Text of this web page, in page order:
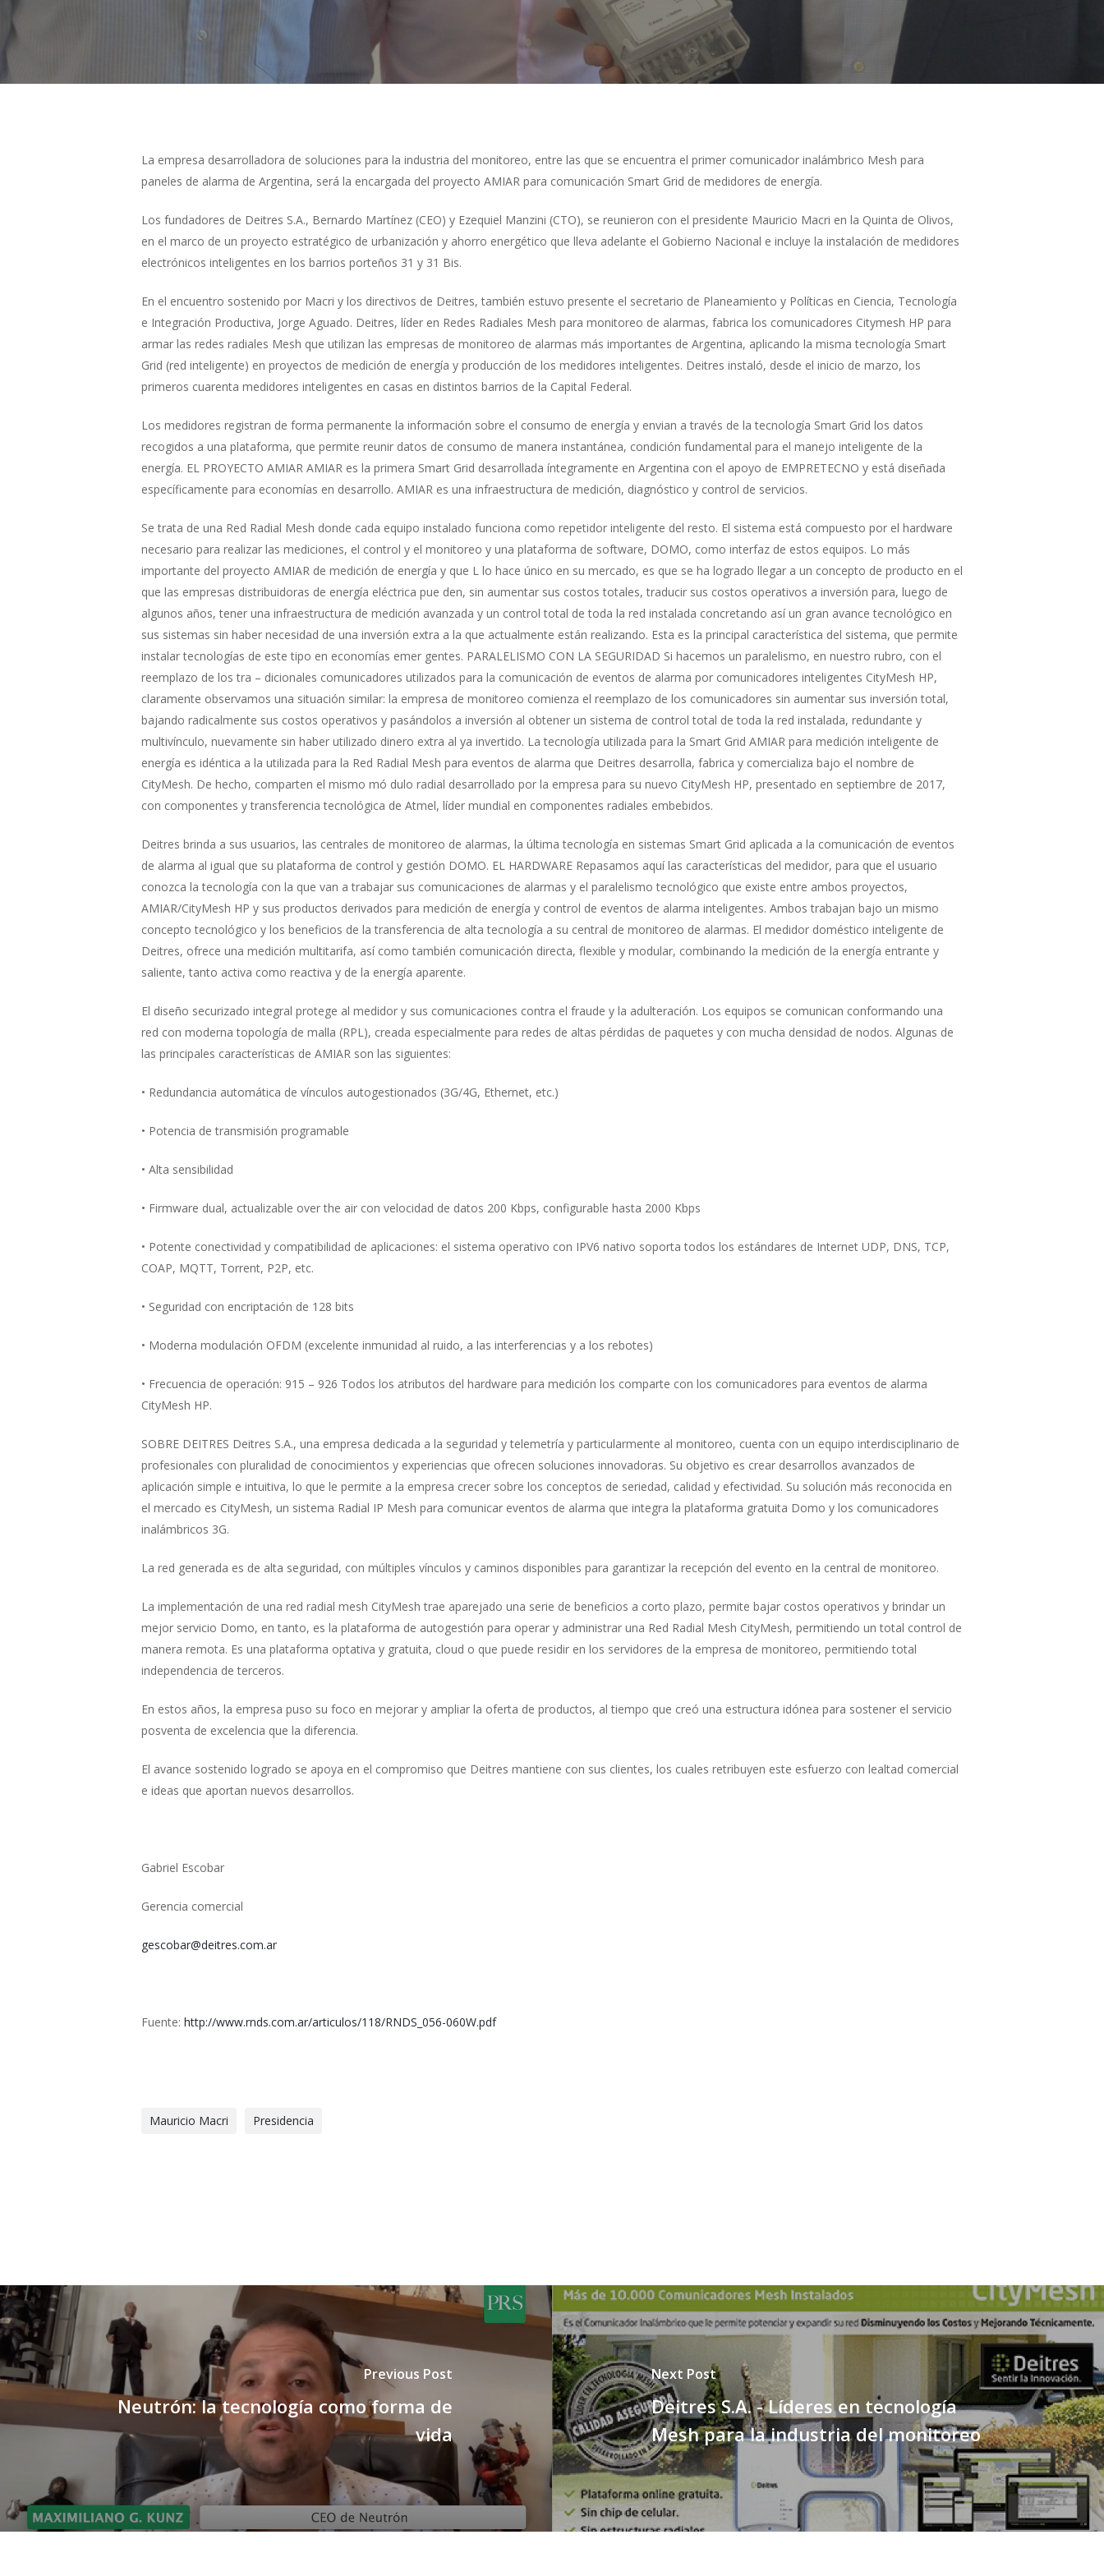
La empresa desarrolladora de soluciones para la industria del monitoreo, entre las que se encuentra el primer comunicador inalámbrico Mesh para
paneles de alarma de Argentina, será la encargada del proyecto AMIAR para comunicación Smart Grid de medidores de energía.
Los fundadores de Deitres S.A., Bernardo Martínez (CEO) y Ezequiel Manzini (CTO), se reunieron con el presidente Mauricio Macri en la Quinta de Olivos,
en el marco de un proyecto estratégico de urbanización y ahorro energético que lleva adelante el Gobierno Nacional e incluye la instalación de medidores
electrónicos inteligentes en los barrios porteños 31 y 31 Bis.
En el encuentro sostenido por Macri y los directivos de Deitres, también estuvo presente el secretario de Planeamiento y Políticas en Ciencia, Tecnología
e Integración Productiva, Jorge Aguado. Deitres, líder en Redes Radiales Mesh para monitoreo de alarmas, fabrica los comunicadores Citymesh HP para
armar las redes radiales Mesh que utilizan las empresas de monitoreo de alarmas más importantes de Argentina, aplicando la misma tecnología Smart
Grid (red inteligente) en proyectos de medición de energía y producción de los medidores inteligentes. Deitres instaló, desde el inicio de marzo, los
primeros cuarenta medidores inteligentes en casas en distintos barrios de la Capital Federal.
Los medidores registran de forma permanente la información sobre el consumo de energía y envian a través de la tecnología Smart Grid los datos
recogidos a una plataforma, que permite reunir datos de consumo de manera instantánea, condición fundamental para el manejo inteligente de la
energía. EL PROYECTO AMIAR AMIAR es la primera Smart Grid desarrollada íntegramente en Argentina con el apoyo de EMPRETECNO y está diseñada
específicamente para economías en desarrollo. AMIAR es una infraestructura de medición, diagnóstico y control de servicios.
Se trata de una Red Radial Mesh donde cada equipo instalado funciona como repetidor inteligente del resto. El sistema está compuesto por el hardware
necesario para realizar las mediciones, el control y el monitoreo y una plataforma de software, DOMO, como interfaz de estos equipos. Lo más
importante del proyecto AMIAR de medición de energía y que L lo hace único en su mercado, es que se ha logrado llegar a un concepto de producto en el
que las empresas distribuidoras de energía eléctrica pue den, sin aumentar sus costos totales, traducir sus costos operativos a inversión para, luego de
algunos años, tener una infraestructura de medición avanzada y un control total de toda la red instalada concretando así un gran avance tecnológico en
sus sistemas sin haber necesidad de una inversión extra a la que actualmente están realizando. Esta es la principal característica del sistema, que permite
instalar tecnologías de este tipo en economías emer gentes. PARALELISMO CON LA SEGURIDAD Si hacemos un paralelismo, en nuestro rubro, con el
reemplazo de los tra – dicionales comunicadores utilizados para la comunicación de eventos de alarma por comunicadores inteligentes CityMesh HP,
claramente observamos una situación similar: la empresa de monitoreo comienza el reemplazo de los comunicadores sin aumentar sus inversión total,
bajando radicalmente sus costos operativos y pasándolos a inversión al obtener un sistema de control total de toda la red instalada, redundante y
multivínculo, nuevamente sin haber utilizado dinero extra al ya invertido. La tecnología utilizada para la Smart Grid AMIAR para medición inteligente de
energía es idéntica a la utilizada para la Red Radial Mesh para eventos de alarma que Deitres desarrolla, fabrica y comercializa bajo el nombre de
CityMesh. De hecho, comparten el mismo mó dulo radial desarrollado por la empresa para su nuevo CityMesh HP, presentado en septiembre de 2017,
con componentes y transferencia tecnológica de Atmel, líder mundial en componentes radiales embebidos.
Deitres brinda a sus usuarios, las centrales de monitoreo de alarmas, la última tecnología en sistemas Smart Grid aplicada a la comunicación de eventos
de alarma al igual que su plataforma de control y gestión DOMO. EL HARDWARE Repasamos aquí las características del medidor, para que el usuario
conozca la tecnología con la que van a trabajar sus comunicaciones de alarmas y el paralelismo tecnológico que existe entre ambos proyectos,
AMIAR/CityMesh HP y sus productos derivados para medición de energía y control de eventos de alarma inteligentes. Ambos trabajan bajo un mismo
concepto tecnológico y los beneficios de la transferencia de alta tecnología a su central de monitoreo de alarmas. El medidor doméstico inteligente de
Deitres, ofrece una medición multitarifa, así como también comunicación directa, flexible y modular, combinando la medición de la energía entrante y
saliente, tanto activa como reactiva y de la energía aparente.
El diseño securizado integral protege al medidor y sus comunicaciones contra el fraude y la adulteración. Los equipos se comunican conformando una
red con moderna topología de malla (RPL), creada especialmente para redes de altas pérdidas de paquetes y con mucha densidad de nodos. Algunas de
las principales características de AMIAR son las siguientes:
• Redundancia automática de vínculos autogestionados (3G/4G, Ethernet, etc.)
• Potencia de transmisión programable
• Alta sensibilidad
• Firmware dual, actualizable over the air con velocidad de datos 200 Kbps, configurable hasta 2000 Kbps
• Potente conectividad y compatibilidad de aplicaciones: el sistema operativo con IPV6 nativo soporta todos los estándares de Internet UDP, DNS, TCP,
COAP, MQTT, Torrent, P2P, etc.
• Seguridad con encriptación de 128 bits
• Moderna modulación OFDM (excelente inmunidad al ruido, a las interferencias y a los rebotes)
• Frecuencia de operación: 915 – 926 Todos los atributos del hardware para medición los comparte con los comunicadores para eventos de alarma
CityMesh HP.
SOBRE DEITRES Deitres S.A., una empresa dedicada a la seguridad y telemetría y particularmente al monitoreo, cuenta con un equipo interdisciplinario de
profesionales con pluralidad de conocimientos y experiencias que ofrecen soluciones innovadoras. Su objetivo es crear desarrollos avanzados de
aplicación simple e intuitiva, lo que le permite a la empresa crecer sobre los conceptos de seriedad, calidad y efectividad. Su solución más reconocida en
el mercado es CityMesh, un sistema Radial IP Mesh para comunicar eventos de alarma que integra la plataforma gratuita Domo y los comunicadores
inalámbricos 3G.
La red generada es de alta seguridad, con múltiples vínculos y caminos disponibles para garantizar la recepción del evento en la central de monitoreo.
La implementación de una red radial mesh CityMesh trae aparejado una serie de beneficios a corto plazo, permite bajar costos operativos y brindar un
mejor servicio Domo, en tanto, es la plataforma de autogestión para operar y administrar una Red Radial Mesh CityMesh, permitiendo un total control de
manera remota. Es una plataforma optativa y gratuita, cloud o que puede residir en los servidores de la empresa de monitoreo, permitiendo total
independencia de terceros.
En estos años, la empresa puso su foco en mejorar y ampliar la oferta de productos, al tiempo que creó una estructura idónea para sostener el servicio
posventa de excelencia que la diferencia.
El avance sostenido logrado se apoya en el compromiso que Deitres mantiene con sus clientes, los cuales retribuyen este esfuerzo con lealtad comercial
e ideas que aportan nuevos desarrollos.
Gabriel Escobar
Gerencia comercial
gescobar@deitres.com.ar
Fuente: http://www.rnds.com.ar/articulos/118/RNDS_056-060W.pdf
Mauricio Macri Presidencia
Previous Post
Neutrón: la tecnología como forma de
vida
Next Post
Deitres S.A. - Líderes en tecnología
Mesh para la industria del monitoreo